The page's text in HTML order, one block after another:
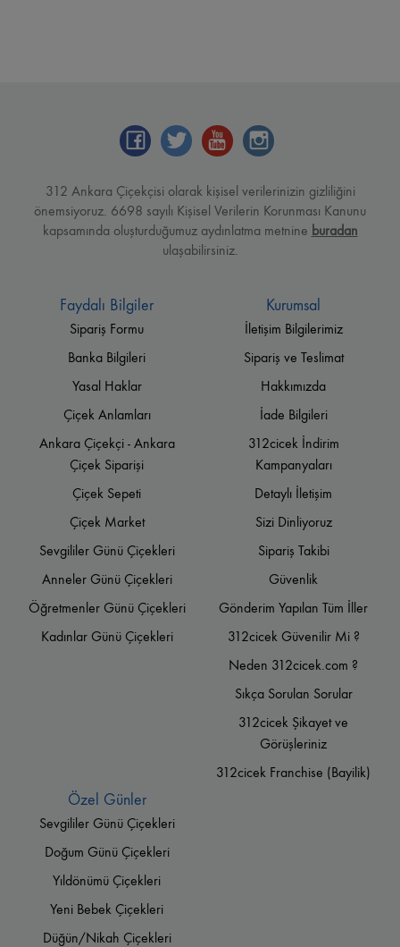
312 Ankara Çiçekçisi olarak kişisel verilerinizin gizliliğini
önemsiyoruz. 6698 sayılı Kişisel Verilerin Korunması Kanunu
kapsamında oluşturduğumuz aydınlatma metnine buradan
ulaşabilirsiniz.
Faydalı Bilgiler
Sipariş Formu
Banka Bilgileri
Yasal Haklar
Çiçek Anlamları
Ankara Çiçekçi - Ankara
Çiçek Siparişi
Çiçek Sepeti
Çiçek Market
Sevgililer Günü Çiçekleri
Anneler Günü Çiçekleri
Öğretmenler Günü Çiçekleri
Kadınlar Günü Çiçekleri
Kurumsal
İletişim Bilgilerimiz
Sipariş ve Teslimat
Hakkımızda
İade Bilgileri
312cicek İndirim
Kampanyaları
Detaylı İletişim
Sizi Dinliyoruz
Sipariş Takibi
Güvenlik
Gönderim Yapılan Tüm İller
312cicek Güvenilir Mi ?
Neden 312cicek.com ?
Sıkça Sorulan Sorular
312cicek Şikayet ve
Görüşleriniz
312cicek Franchise (Bayilik)
Özel Günler
Sevgililer Günü Çiçekleri
Doğum Günü Çiçekleri
Yıldönümü Çiçekleri
Yeni Bebek Çiçekleri
Düğün/Nikah Çiçekleri